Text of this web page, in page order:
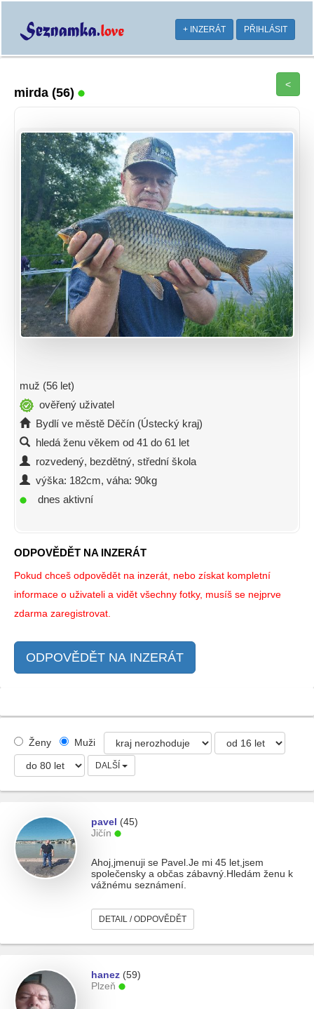
+ INZERÁT PŘIHLÁSIT
mirda (56)
<
muž (56 let)
ověřený uživatel
Bydlí ve městě Děčín (Ústecký kraj)
hledá ženu věkem od 41 do 61 let
rozvedený, bezdětný, střední škola
výška: 182cm, váha: 90kg
dnes aktivní
ODPOVĚDĚT NA INZERÁT
Pokud chceš odpovědět na inzerát, nebo získat kompletní
informace o uživateli a vidět všechny fotky, musíš se nejprve
zdarma zaregistrovat.
ODPOVĚDĚT NA INZERÁT
Ženy Muži
DALŠÍ
pavel (45)
Jičín
Ahoj,jmenuji se Pavel.Je mi 45 let,jsem
společensky a občas zábavný.Hledám ženu k
vážnému seznámení.
DETAIL / ODPOVĚDĚT
hanez (59)
Plzeň